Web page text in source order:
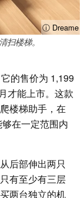
ⓘ Dreame
楼梯。
的售价为 1,199
才能上市。这款
楼梯助手，在
在一定范围内
后部伸出两只
有至少有三层
两台独立的机